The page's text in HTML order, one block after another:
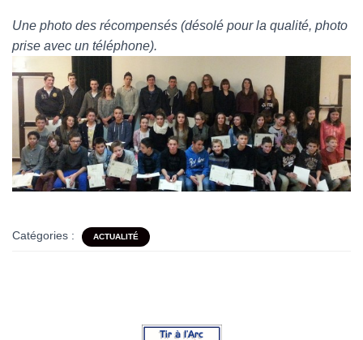
Une photo des récompensés (désolé pour la qualité, photo
prise avec un téléphone).
Catégories : ACTUALITÉ